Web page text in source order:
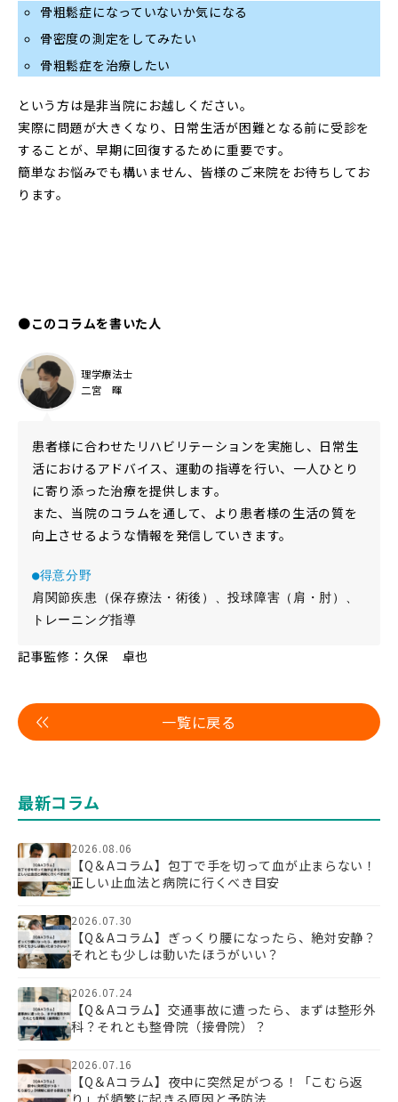
骨粗鬆症になっていないか気になる
骨密度の測定をしてみたい
骨粗鬆症を治療したい
という方は是非当院にお越しください。
実際に問題が大きくなり、日常生活が困難となる前に受診を
することが、早期に回復するために重要です。
簡単なお悩みでも構いません、皆様のご来院をお待ちしてお
ります。
●このコラムを書いた人
理学療法士
二宮 暉
患者様に合わせたリハビリテーションを実施し、日常生
活におけるアドバイス、運動の指導を行い、一人ひとり
に寄り添った治療を提供します。
また、当院のコラムを通して、より患者様の生活の質を
向上させるような情報を発信していきます。
●得意分野
肩関節疾患（保存療法・術後）、投球障害（肩・肘）、
トレーニング指導
記事監修：久保 卓也
一覧に戻る
最新コラム
2026.08.06
【Q＆Aコラム】包丁で手を切って血が止まらない！
正しい止血法と病院に行くべき目安
2026.07.30
【Q＆Aコラム】ぎっくり腰になったら、絶対安静？
それとも少しは動いたほうがいい？
2026.07.24
【Q＆Aコラム】交通事故に遭ったら、まずは整形外
科？それとも整骨院（接骨院）？
2026.07.16
【Q＆Aコラム】夜中に突然足がつる！「こむら返
り」が頻繁に起きる原因と予防法